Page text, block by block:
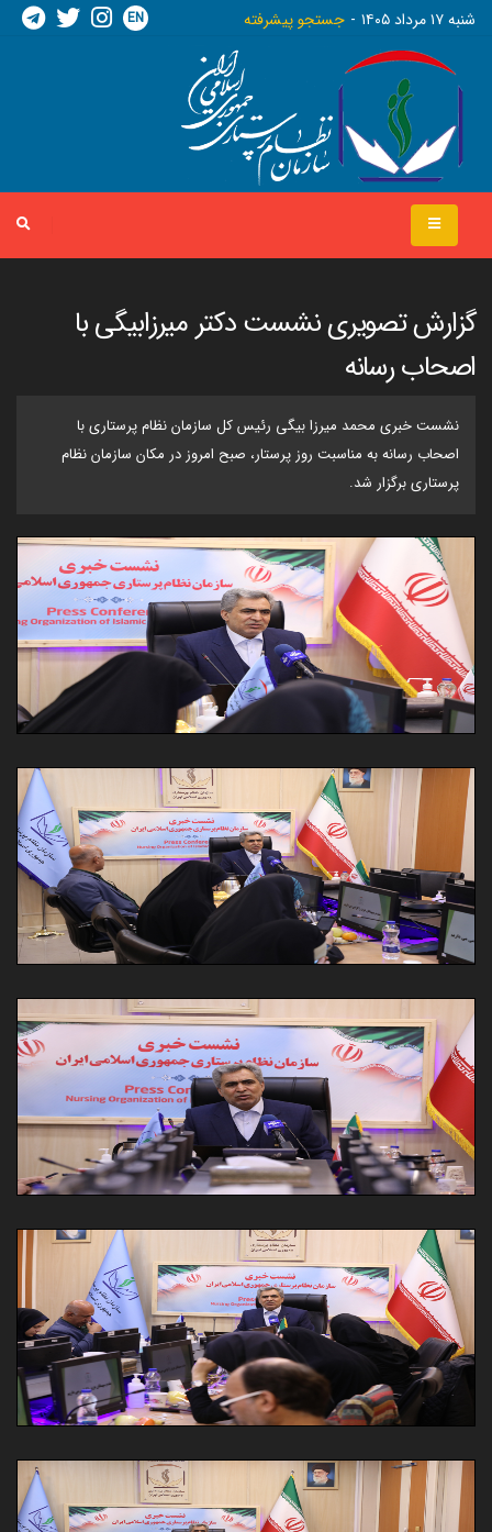
شنبه ١٧ مرداد ١٤٠٥ جستجو پیشرفته EN
گزارش تصویری نشست دکتر میرزابیگی با
اصحاب رسانه
نشست خبری محمد میرزا بیگی رئیس کل سازمان نظام پرستاری با
اصحاب رسانه به مناسبت روز پرستار، صبح امروز در مکان سازمان نظام
پرستاری برگزار شد.